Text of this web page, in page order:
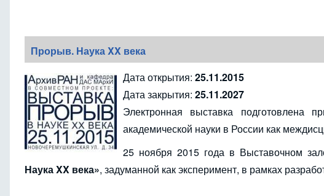
Прорыв. Наука XX века
Дата открытия: 25.11.2015
Дата закрытия: 25.11.2027
Электронная выставка
академической науки в России как
25 ноября 2015 года в Выставочном
Наука XX века», задуманной как эксперимент, в рамках